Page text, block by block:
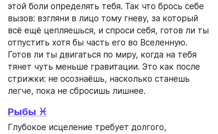
этой боли определять тебя. Так что брось себе
вызов: взгляни в лицо тому гневу, за который
всё ещё цепляешься, и спроси себя, готов ли ты
отпустить хотя бы часть его во Вселенную.
Готов ли ты двигаться по миру, когда на тебя
тянет чуть меньше гравитации. Это как после
стрижки: не осознаёшь, насколько станешь
легче, пока не сбросишь лишнее.
Рыбы ♓
Глубокое исцеление требует долгого,